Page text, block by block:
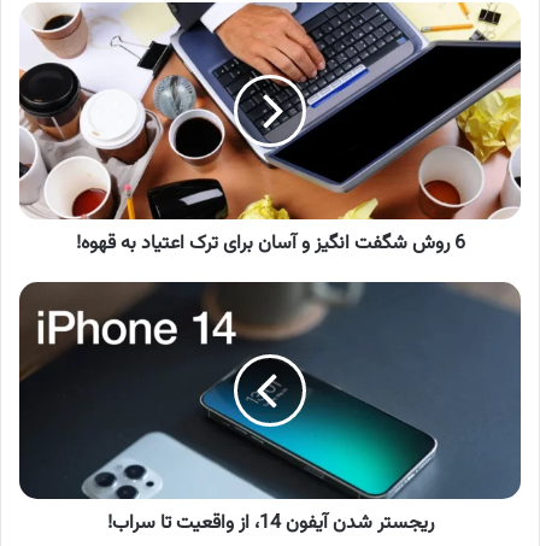
6
روش
شگفت
انگیز
و
آسان
برای
ترک
اعتیاد
6 روش شگفت انگیز و آسان برای ترک اعتیاد به قهوه!
ریجستر
شدن
ریجستر شدن آیفون 14، از واقعیت تا سراب!